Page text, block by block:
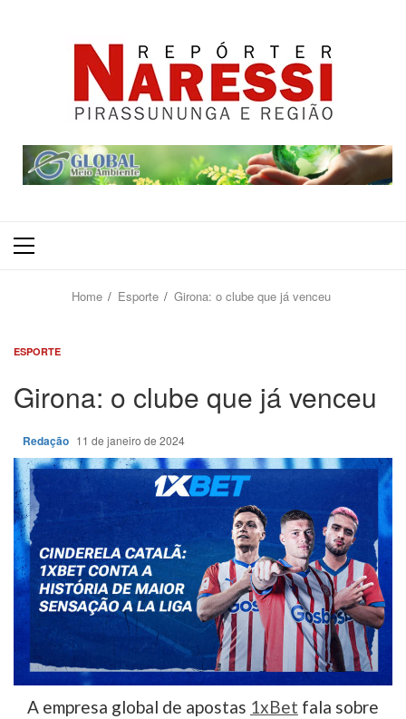
Primary
Home Esporte Girona: o clube que já venceu
ESPORTE
Girona: o clube que já venceu
Redação 11 de janeiro de 2024
A empresa global de apostas 1xBet fala sobre